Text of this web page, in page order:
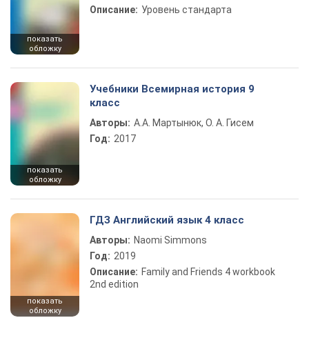
показать
обложку
Описание: Уровень стандарта
показать
обложку
Учебники Всемирная история 9
класс
Авторы: А.А. Мартынюк, О. А. Гисем
Год: 2017
показать
обложку
ГДЗ Английский язык 4 класс
Авторы: Naomi Simmons
Год: 2019
Описание: Family and Friends 4 workbook
2nd edition